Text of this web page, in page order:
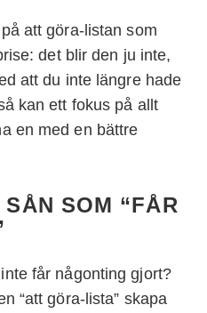
att göra-listan som
det blir den ju inte,
att du inte längre hade
kan ett fokus på allt
en med en bättre
SOM “FÅR
får någonting gjort?
“att göra-lista” skapa